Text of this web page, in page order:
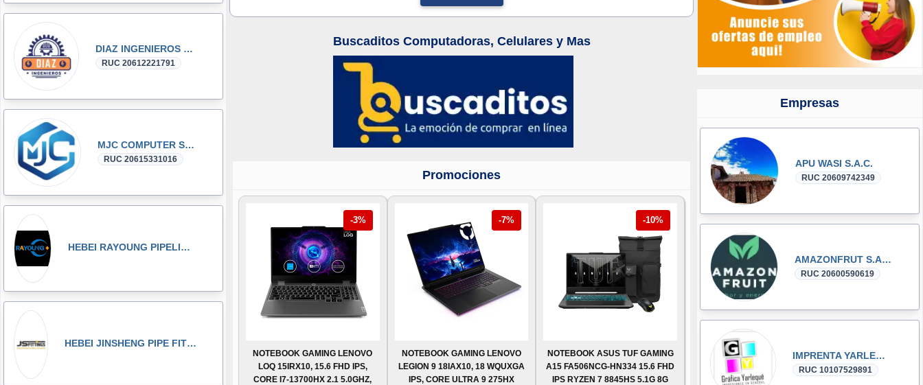
DIAZ INGENIEROS SRL
RUC 20612221791
MJC COMPUTER SAC
RUC 20615331016
HEBEI RAYOUNG PIPELINE TECHNOLOGY CO., LTD
HEBEI JINSHENG PIPE FITTING MANUFACTURING CO., LT
Buscaditos Computadoras, Celulares y Mas
Promociones
-3%
NOTEBOOK GAMING LENOVO
LOQ 15IRX10, 15.6 FHD IPS,
CORE I7-13700HX 2.1 5.0GHZ,
-7%
NOTEBOOK GAMING LENOVO
LEGION 9 18IAX10, 18 WQUXGA
IPS, CORE ULTRA 9 275HX
-10%
NOTEBOOK ASUS TUF GAMING
A15 FA506NCG-HN334 15.6 FHD
IPS RYZEN 7 8845HS 5.1G 8G
Empresas
APU WASI S.A.C.
RUC 20609742349
AMAZONFRUT S.A.C.
RUC 20600590619
IMPRENTA YARLEQUE
RUC 10107529891